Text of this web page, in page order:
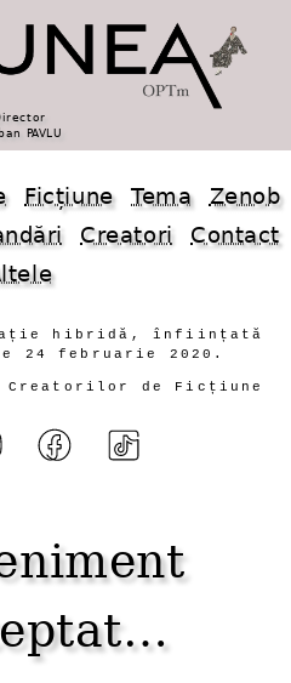
PAVLU
Ficțiune Tema
Zenob
Creatori
Contact
hibridă, înființată
24 februarie 2020.
Creatorilor de Ficțiune